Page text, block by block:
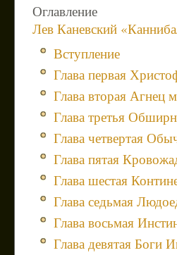
Оглавление
Лев Каневский
Вступление
Глава первая
Глава вторая Агнец
Глава третья
Глава четвертая
Глава пятая
Глава шестая
Глава седьмая
Глава восьмая
Глава девятая Боги